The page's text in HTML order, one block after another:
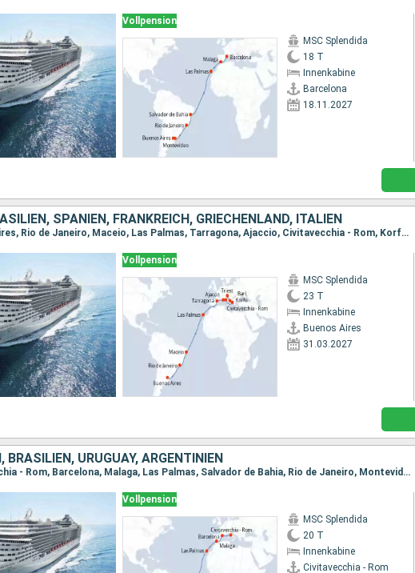
Vollpension
MSC Splendida
18 T
Innenkabine
Barcelona
18.11.2027
SPANIEN, FRANKREICH, GRIECHENLAND, ITALIEN
Reiseroute : Buenos Aires, Rio de Janeiro, Maceio, Las Palmas, Tarragona, Ajaccio, Civitavecchia - Rom, Korfu, Bari, Triest
Vollpension
MSC Splendida
23 T
Innenkabine
Buenos Aires
31.03.2027
BRASILIEN, URUGUAY, ARGENTINIEN
Reiseroute : Civitavecchia - Rom, Barcelona, Malaga, Las Palmas, Salvador de Bahia, Rio de Janeiro, Montevideo, Buenos Aires
Vollpension
MSC Splendida
20 T
Innenkabine
Civitavecchia - Rom